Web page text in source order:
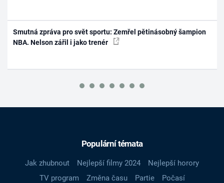
Smutná zpráva pro svět sportu: Zemřel pětinásobný šampion
NBA. Nelson zářil i jako trenér
Populární témata
Jak zhubnout Nejlepší filmy 2024
Nejlepší horory
TV program
Změna času Partie
Počasí